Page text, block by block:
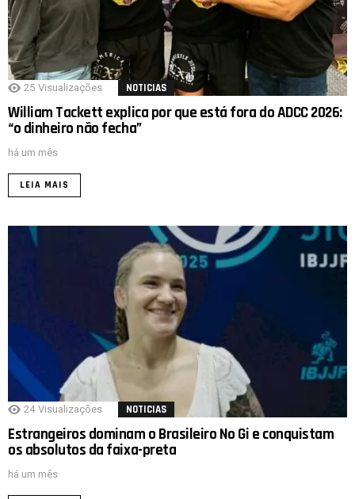
25 Visualizações NOTICIAS
William Tackett explica por que está fora do ADCC 2026:
“o dinheiro não fecha”
há um mês
LEIA MAIS
24 Visualizações NOTICIAS
Estrangeiros dominam o Brasileiro No Gi e conquistam
os absolutos da faixa-preta
há um mês